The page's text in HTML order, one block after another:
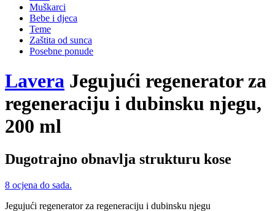
Muškarci
Bebe i djeca
Teme
Zaštita od sunca
Posebne ponude
Lavera Jegujući regenerator za
regeneraciju i dubinsku njegu,
200 ml
Dugotrajno obnavlja strukturu kose
8 ocjena do sada.
Jegujući regenerator za regeneraciju i dubinsku njegu